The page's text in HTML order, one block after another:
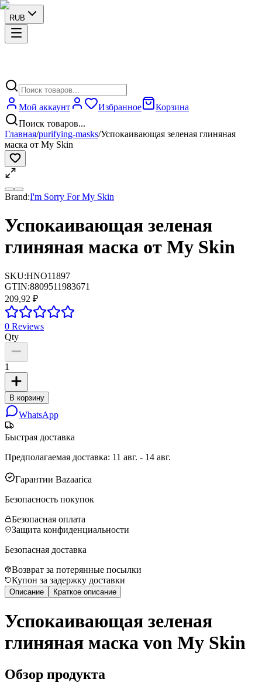
RUB
Мой аккаунт Избранное
Корзина
Поиск товаров...
Главная/purifying-masks/Успокаивающая зеленая глиняная
маска от My Skin
Brand:I'm Sorry For My Skin
Успокаивающая зеленая
глиняная маска от My Skin
SKU:HNO11897
GTIN:8809511983671
209,92 ₽
0 Reviews
Qty
1
В корзину
WhatsApp
Быстрая доставка
Предполагаемая доставка: 11 авг. - 14 авг.
Гарантии Bazaarica
Безопасность покупок
Безопасная оплата
Защита конфиденциальности
Безопасная доставка
Возврат за потерянные посылки
Купон за задержку доставки
Описание Краткое описание
Успокаивающая зеленая
глиняная маска von My Skin
Обзор продукта